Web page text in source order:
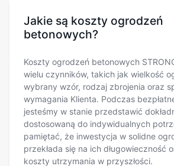
Jakie są koszty ogrodzeń
betonowych?
Koszty ogrodzeń betonowych
wielu czynników, takich jak wielkość
wybrany wzór, rodzaj zbrojenia oraz
wymagania Klienta. Podczas
jesteśmy w stanie przedstawić
dostosowaną do indywidualnych
pamiętać, że inwestycja w solidne
przekłada się na ich długowieczność
koszty utrzymania w przyszłości.